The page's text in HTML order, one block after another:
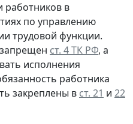
работников в
по управлению
трудовой функции.
ст. 4 ТК РФ, а
исполнения
работника
закреплены в ст. 21 и 22